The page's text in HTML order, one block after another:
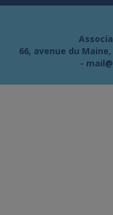
66, avenue du
-